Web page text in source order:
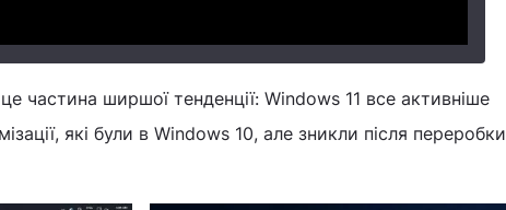
частина ширшої тенденції: Windows 11 все активніше
які були в Windows 10, але зникли після переробки